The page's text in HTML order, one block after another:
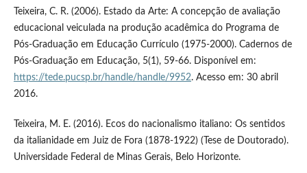
Teixeira, C. R. (2006). Estado da Arte: A concepção de avaliação
educacional veiculada na produção acadêmica do Programa de
Pós-Graduação em Educação Currículo (1975-2000). Cadernos de
Pós-Graduação em Educação, 5(1), 59-66. Disponível em:
https://tede.pucsp.br/handle/handle/9952. Acesso em: 30 abril
2016.
Teixeira, M. E. (2016). Ecos do nacionalismo italiano: Os sentidos
da italianidade em Juiz de Fora (1878-1922) (Tese de Doutorado).
Universidade Federal de Minas Gerais, Belo Horizonte.